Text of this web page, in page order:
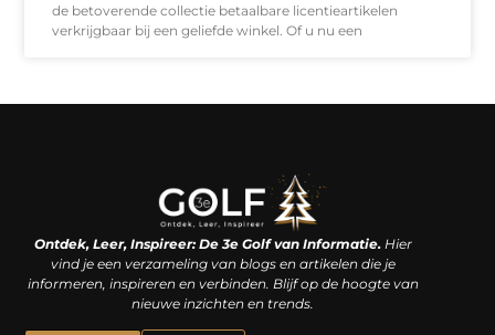
de betoverende collectie betaalbare licentieartikelen
verkrijgbaar bij een geliefde winkel. Of u nu een
Ontdek, Leer, Inspireer: De 3e Golf van Informatie.Hier
vind je een verzameling van blogs en artikelen die je
informeren, inspireren en verbinden. Blijf op de hoogte van
nieuwe inzichten en trends.